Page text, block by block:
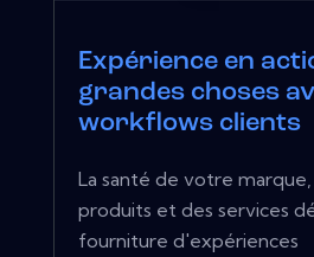
Expérience en
grandes choses
workflows clients
La santé de votre
produits et des services
fourniture d'expériences